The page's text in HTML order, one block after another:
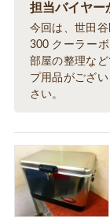
担当バイヤー
今回は、世田
300 クーラー
部屋の整理な
プ用品がござ
さい。